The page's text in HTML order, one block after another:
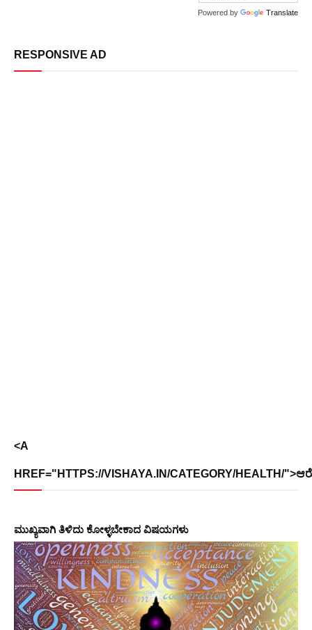
Powered by Translate
RESPONSIVE AD
<A
HREF="HTTPS://VISHAYA.IN/CATEGORY/HEALTH/
ಮುಖ್ಯವಾಗಿ ತಿಳಿದು ಕೋಳ್ಳಬೇಕಾದ ವಿಷಯಗಳು